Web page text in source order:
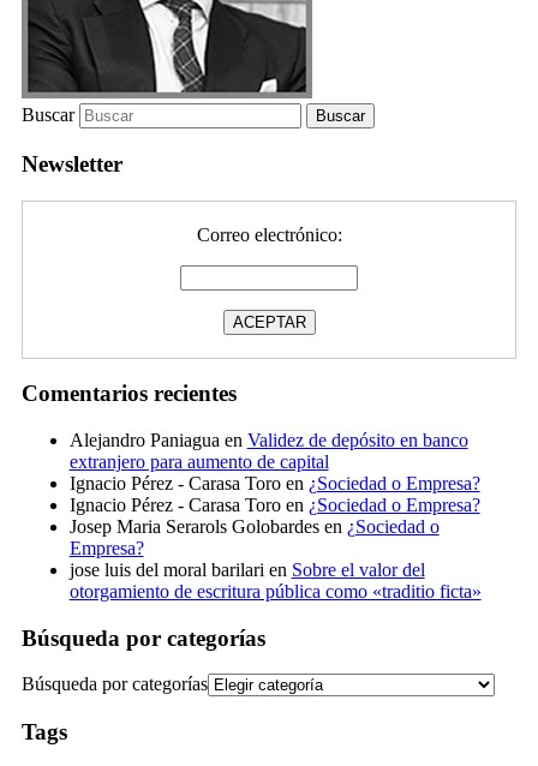
Buscar
Newsletter
Correo electrónico:
Comentarios recientes
Alejandro Paniagua en Validez de depósito en banco
extranjero para aumento de capital
Ignacio Pérez - Carasa Toroen ¿Sociedad o Empresa?
Ignacio Pérez - Carasa Toroen ¿Sociedad o Empresa?
Josep Maria Serarols Golobardesen ¿Sociedad o
Empresa?
jose luis del moral barilari en Sobre el valor del
otorgamiento de escritura pública como «traditio ficta»
Búsqueda por categorías
Búsqueda por categorías
Tags